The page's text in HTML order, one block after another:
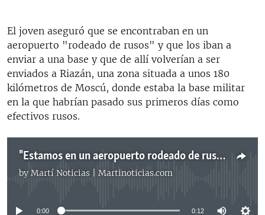
El joven aseguró que se encontraban en un
aeropuerto "rodeado de rusos" y que los iban a
enviar a una base y que de allí volverían a ser
enviados a Riazán, una zona situada a unos 180
kilómetros de Moscú, donde estaba la base militar
en la que habrían pasado sus primeros días como
efectivos rusos.
"Estamos en un aeropuerto rodeado de rusos"
by Martí Noticias | Martinoticias.com
No media source currently available
0:00 0:12